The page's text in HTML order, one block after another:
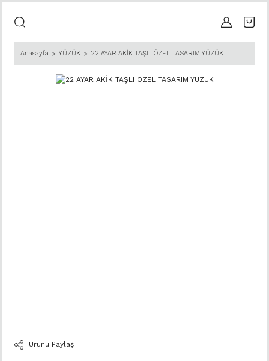
Anasayfa YÜZÜK 22 AYAR AKİK TAŞLI ÖZEL TASARIM YÜZÜK
Ürünü Paylaş